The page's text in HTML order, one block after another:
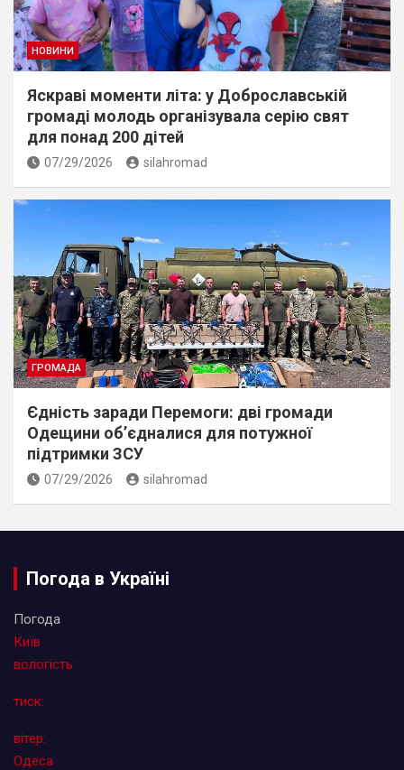
НОВИНИ
Яскраві моменти літа: у Доброславській
громаді молодь організувала серію свят
для понад 200 дітей
07/29/2026 silahromad
ГРОМАДА
Єдність заради Перемоги: дві громади
Одещини об’єдналися для потужної
підтримки ЗСУ
07/29/2026 silahromad
Погода в Україні
Погода
Київ
вологість:
тиск:
вітер:
Одеса